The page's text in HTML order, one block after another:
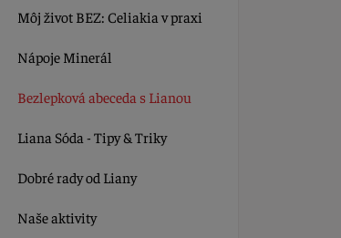
Môj život BEZ: Celiakia v praxi
Nápoje Minerál
Bezlepková abeceda s Lianou
Liana Sóda - Tipy & Triky
Dobré rady od Liany
Naše aktivity